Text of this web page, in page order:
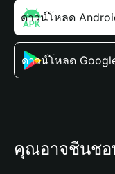
ดาวน์โหลด
ดาวน์โหลด
คุณอาจชื่นชอ